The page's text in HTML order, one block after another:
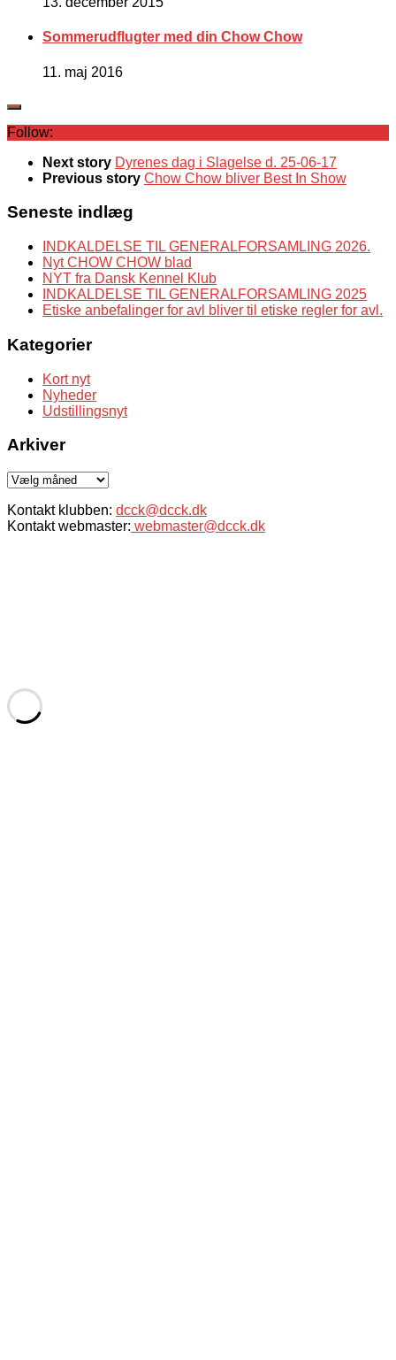
Sommerudflugter med din Chow Chow
11. maj 2016
Follow:
Next story Dyrenes dag i Slagelse d. 25-06-17
Previous story Chow Chow bliver Best In Show
Seneste indlæg
INDKALDELSE TIL GENERALFORSAMLING 2026.
Nyt CHOW CHOW blad
NYT fra Dansk Kennel Klub
INDKALDELSE TIL GENERALFORSAMLING 2025
Etiske anbefalinger for avl bliver til etiske regler for avl.
Kategorier
Kort nyt
Nyheder
Udstillingsnyt
Arkiver
Arkiver
Kontakt klubben: dcck@dcck.dk
Kontakt webmaster: webmaster@dcck.dk